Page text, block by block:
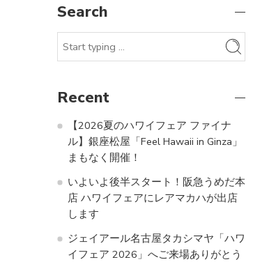
Search
Recent
【2026夏のハワイフェア ファイナ
ル】銀座松屋「Feel Hawaii in Ginza」
まもなく開催！
いよいよ後半スタート！阪急うめだ本
店 ハワイフェアにレアマカハが出店
します
ジェイアール名古屋タカシマヤ「ハワ
イフェア 2026」へご来場ありがとう